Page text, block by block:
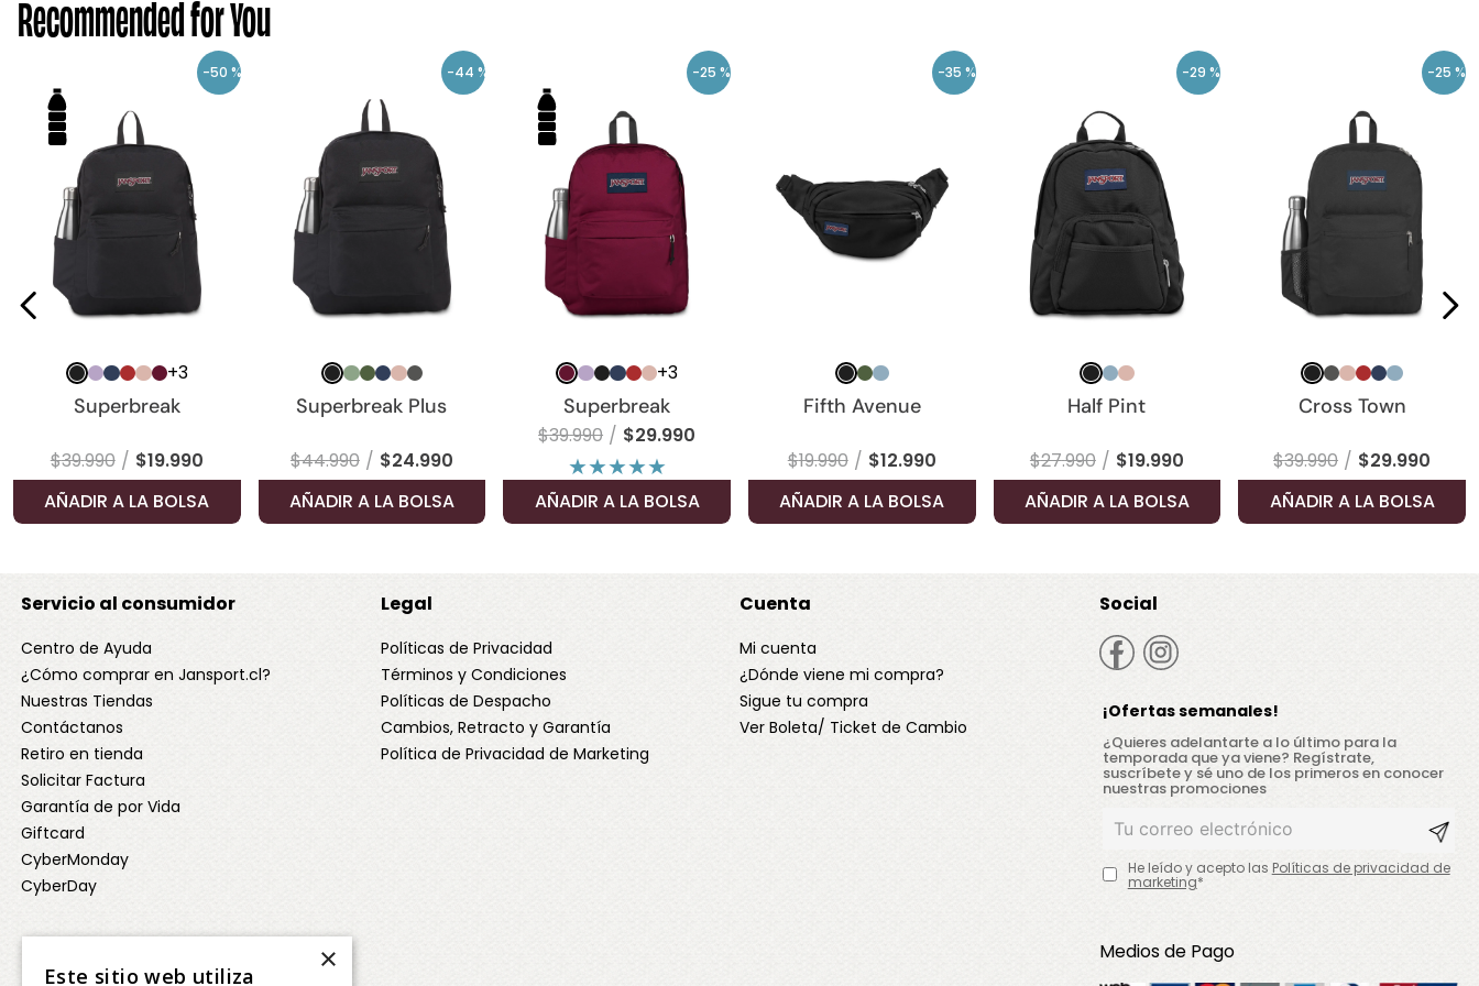
Recommended for You
-50 %
+3
Superbreak
$39.990 $19.990
AÑADIR A LA BOLSA
-44 %
Superbreak Plus
$44.990 $24.990
AÑADIR A LA BOLSA
-25 %
+3
Superbreak
$39.990 $29.990
★★★★★
AÑADIR A LA BOLSA
-35 %
Fifth Avenue
$19.990 $12.990
AÑADIR A LA BOLSA
-29 %
Half Pint
$27.990 $19.990
AÑADIR A LA BOLSA
-25 %
Cross Town
$39.990 $29.990
AÑADIR A LA BOLSA
Servicio al consumidor
Centro de Ayuda
¿Cómo comprar en Jansport.cl?
Nuestras Tiendas
Contáctanos
Retiro en tienda
Solicitar Factura
Garantía de por Vida
Giftcard
CyberMonday
CyberDay
Legal
Políticas de Privacidad
Términos y Condiciones
Políticas de Despacho
Cambios, Retracto y Garantía
Política de Privacidad de Marketing
Cuenta
Mi cuenta
¿Dónde viene mi compra?
Sigue tu compra
Ver Boleta/ Ticket de Cambio
Social
¡Ofertas semanales!
¿Quieres adelantarte a lo último para la
temporada que ya viene? Regístrate,
suscríbete y sé uno de los primeros en conocer
nuestras promociones
He leído y acepto las Políticas de privacidad de
marketing*
Medios de Pago
×
Este sitio web utiliza